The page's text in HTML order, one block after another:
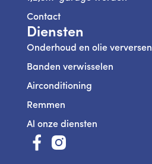
Contact
Diensten
Onderhoud en olie verversen
Banden verwisselen
Airconditioning
Remmen
Al onze diensten